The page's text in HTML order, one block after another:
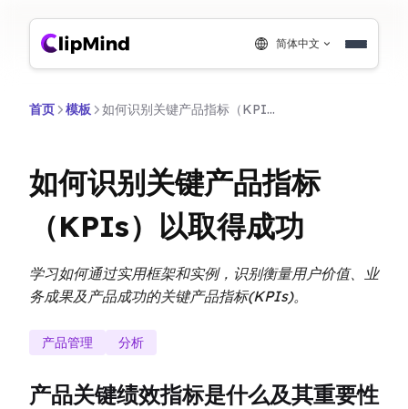
简体中文
首页 模板 如何识别关键产品指标（KPIs）以取得成功
如何识别关键产品指标
（KPIs）以取得成功
学习如何通过实用框架和实例，识别衡量用户价值、业
务成果及产品成功的关键产品指标(KPIs)。
产品管理 分析
产品关键绩效指标是什么及其重要性